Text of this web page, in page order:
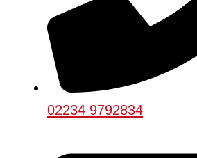
02234 9792834